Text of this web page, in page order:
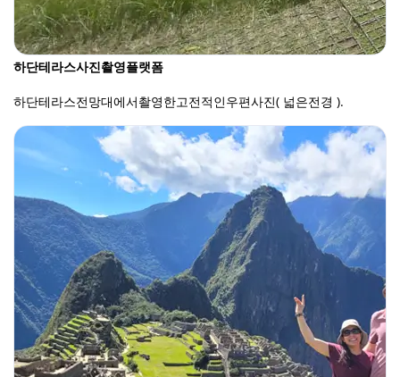
하단테라스사진촬영플랫폼
하단테라스전망대에서촬영한고전적인우편사진( 넓은전경 ).